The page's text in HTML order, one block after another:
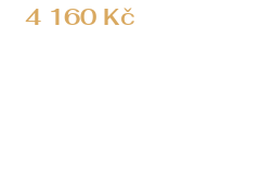
4 160 Kč